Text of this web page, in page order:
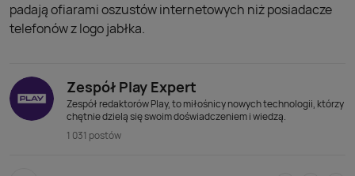
padają ofiarami oszustów internetowych niż posiadacze
telefonów z logo jabłka.
Zespół Play Expert
Zespół redaktorów Play, to miłośnicy nowych technologii, którzy
chętnie dzielą się swoim doświadczeniem i wiedzą.
1 031 postów